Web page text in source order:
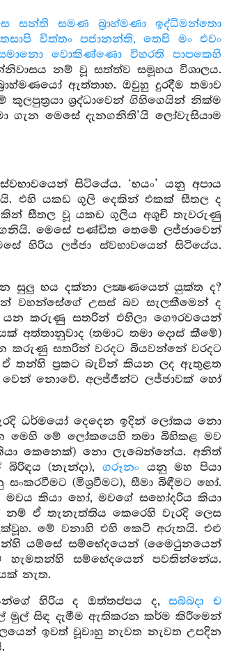
සන්ති සමණ බ්‍රාහ්මණා ඉද්ධිමන්තො
විත්තං පජානන්ති, තෙපි මං එවං
සමානො වොකිණ්ණො විහරති පාපකෙහි
නම් වූ සත්ත්ව සමූහය විශාලය.
ඇත්තාහ. ඔවුහු දුරදීම තමාව
ශ්‍රද්ධාවෙන් ගිහිගෙයින් නික්ම
ගැන මෙසේ දැනගනිති’යි ලෝවැසියාම
සිටියේය. ‘භයං’ යනු අපාය
එහි යකඩ ගුලි දෙකින් එකක් සීතල ද
සීතල වූ යකඩ ගුලිය අශූචි තැවරුණු
මෙසේ පණ්ඩිත තෙමේ ලජ්ජාවෙන්
හිරිය ලජ්ජා ස්වභාවයෙන් සිටියේය.
සුලු භය දක්නා ලක්‍ෂණයෙන් යුක්ත ද?
වහන්සේගේ උසස් බව සැලකීමෙන් ද
ද යන කරුණු සතරින් එහිලා ගෞරවයෙන්
අත්තානුවාද (තමාට තමා දොස් කීමේ)
කරුණු සතරින් වරදට බියවන්නේ වරදට
තන්හි ප්‍රකට බැවින් කියන ලද ඇතුළත
නොවේ. අලජ්ජීන්ට ලජ්ජාවක් හෝ
ධර්මයෝ දෙදෙන ඉදින් ලෝකය නො
මෙහි මේ ලෝකයෙහි තමා බිහිකළ මව
කෙනෙක්) නො ලැබෙන්නේය. අනිත්
(නැන්දා), ගරූනං යනු මහ පියා
(මිශ්‍රවීමට), සීමා බිඳීමට හෝ.
කියා හෝ, මවගේ සහෝදරිය කියා
ඒ තැනැත්තිය කෙරෙහි වැරදි ලෙස
මේ වනාහි එහි කෙටි අරුතයි. එළු
යම්සේ සම්භේදයෙන් (මෛථුනයෙන්
සම්භේදයෙන් පවතින්නේය.
නැත.
හිරිය ද ඔත්තප්පය ද,සබ්බදා ච
සිඳ දැමීම ඇතිකරන කර්ම කිරීමෙන්
ඉවත් වූවාහු නැවත නැවත උපදින